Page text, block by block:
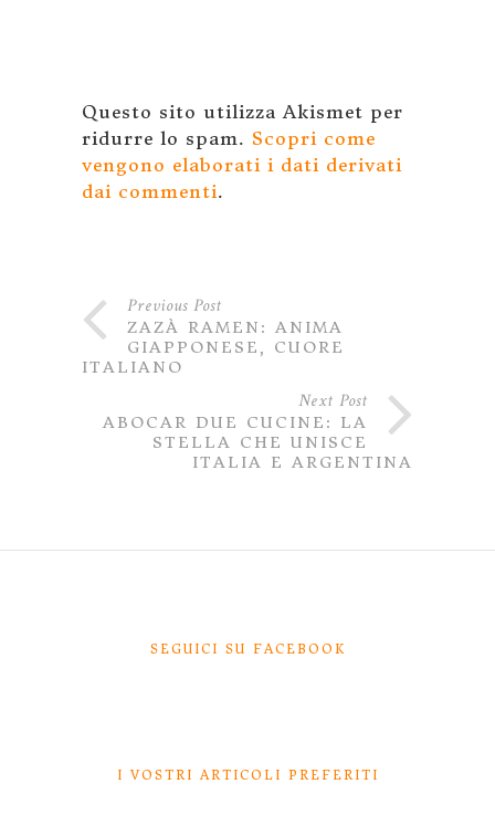
Questo sito utilizza Akismet per
ridurre lo spam. Scopri come
vengono elaborati i dati derivati
dai commenti.
Previous Post
ZAZÀ RAMEN: ANIMA
GIAPPONESE, CUORE
ITALIANO
Next Post
ABOCAR DUE CUCINE: LA
STELLA CHE UNISCE
ITALIA E ARGENTINA
SEGUICI SU FACEBOOK
I VOSTRI ARTICOLI PREFERITI